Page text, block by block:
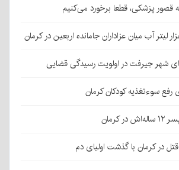
قصور پزشکی، قطعا برخورد می‌کنیم
شهر جیرفت در اولویت رسیدگی قضایی
سوءتغذیه کودکان کرمان
در کرمان با گذشت اولیای دم